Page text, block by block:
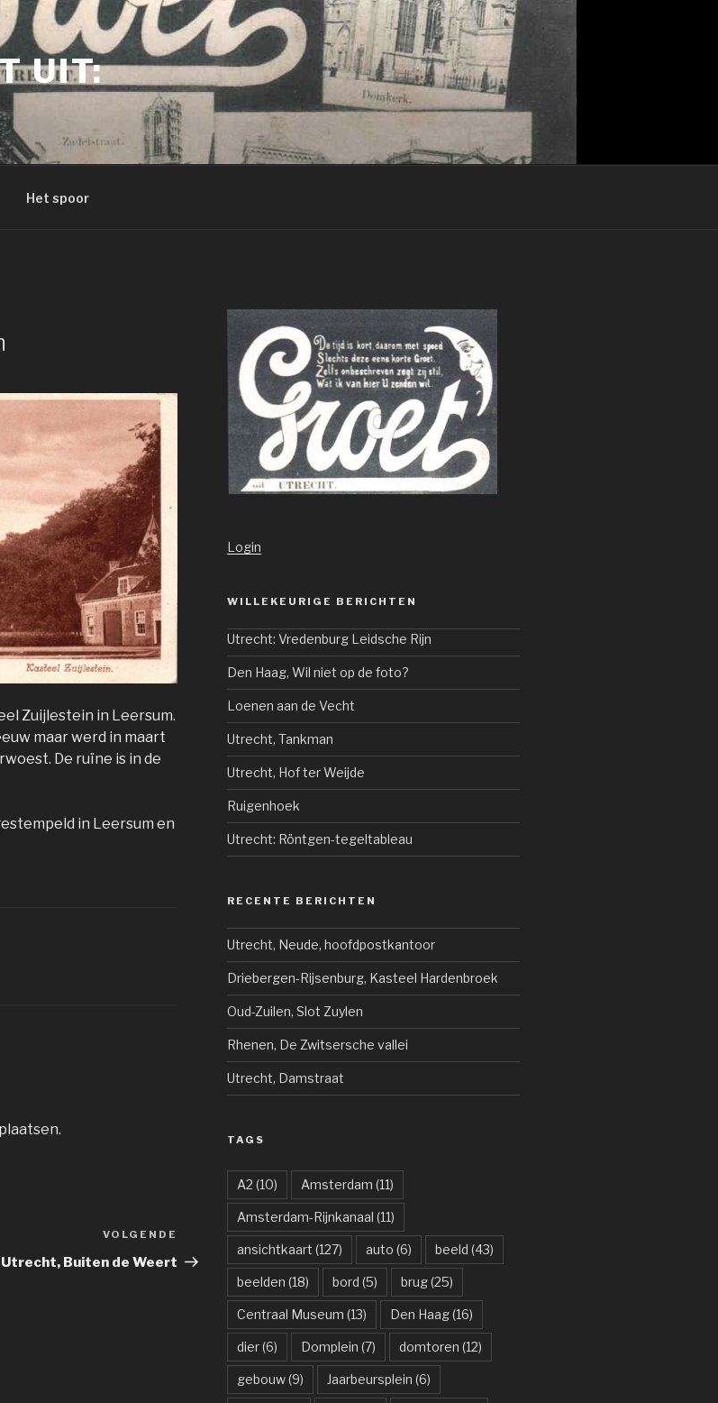
UIT:
Het spoor
Zuijlestein in Leersum.
maar werd in maart
De ruïne is in de
in Leersum en
Volgend
bericht
VOLGENDE
Utrecht, Buiten de Weert
Login
WILLEKEURIGE BERICHTEN
Utrecht: Vredenburg Leidsche Rijn
Den Haag, Wil niet op de foto?
Loenen aan de Vecht
Utrecht, Tankman
Utrecht, Hof ter Weijde
Ruigenhoek
Utrecht: Röntgen-tegeltableau
RECENTE BERICHTEN
Utrecht, Neude, hoofdpostkantoor
Driebergen-Rijsenburg, Kasteel Hardenbroek
Oud-Zuilen, Slot Zuylen
Rhenen, De Zwitsersche vallei
Utrecht, Damstraat
TAGS
A2 (10) Amsterdam (11)
Amsterdam-Rijnkanaal (11)
ansichtkaart (127) auto (6) beeld (43)
beelden (18) bord (5) brug(25)
Centraal Museum (13) Den Haag(16)
dier(6) Domplein (7) domtoren (12)
gebouw(9) Jaarbeursplein (6)